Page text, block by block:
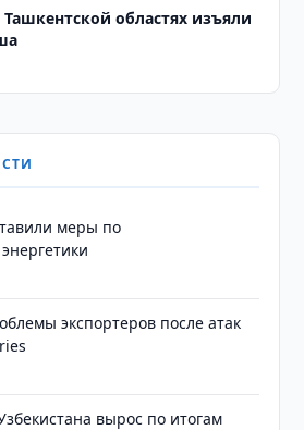
областях изъяли
меры по
экспортеров после атак
вырос по итогам